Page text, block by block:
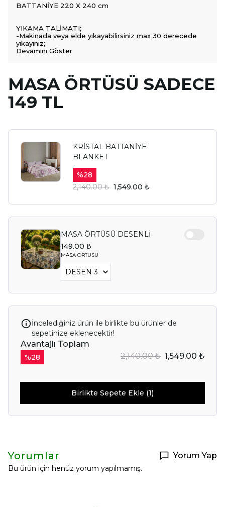
BATTANİYE 220 X 240 cm
YIKAMA TALİMATI;
-Makinada veya elde yıkayabilirsiniz max 30 derecede
yıkayınız;
Devamını Göster
MASA ÖRTÜSÜ SADECE
149 TL
KRİSTAL BATTANİYE
BLANKET
%28
2,140.00 ₺ 1,549.00 ₺
MASA ÖRTÜSÜ DESENLİ
149.00 ₺
MASA ÖRTÜSÜ
İncelediğiniz ürün ile birlikte bu ürünler de
sepetinize eklenecektir!
Avantajlı Toplam
%28 2,140.00 ₺ 1,549.00 ₺
Birlikte Sepete Ekle (1)
Yorumlar Yorum Yap
Bu ürün için henüz yorum yapılmamış.